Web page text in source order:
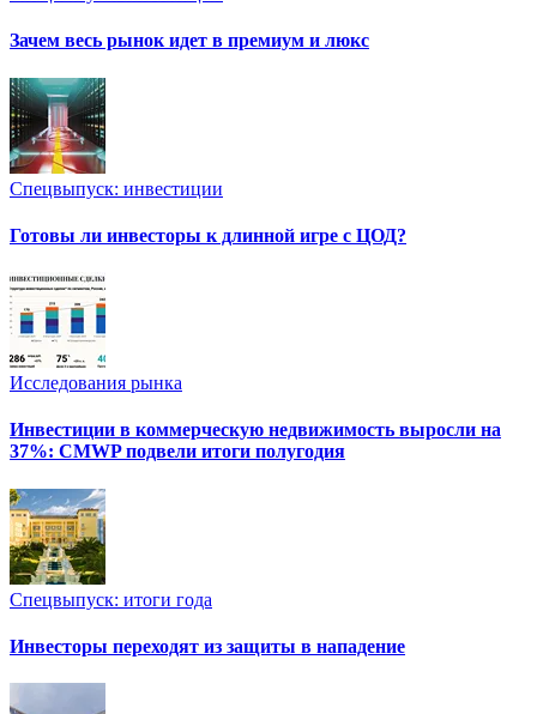
Зачем весь рынок идет в премиум и люкс
Спецвыпуск: инвестиции
Готовы ли инвесторы к длинной игре с ЦОД?
Исследования рынка
Инвестиции в коммерческую недвижимость выросли на
37%: CMWP подвели итоги полугодия
Спецвыпуск: итоги года
Инвесторы переходят из защиты в нападение